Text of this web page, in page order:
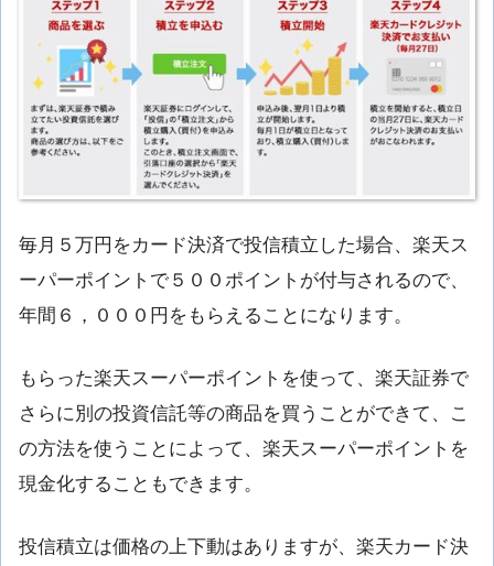
毎月５万円をカード決済で投信積立した場合、楽天ス
ーパーポイントで５００ポイントが付与されるので、
年間６，０００円をもらえることになります。
もらった楽天スーパーポイントを使って、楽天証券で
さらに別の投資信託等の商品を買うことができて、こ
の方法を使うことによって、楽天スーパーポイントを
現金化することもできます。
投信積立は価格の上下動はありますが、楽天カード決